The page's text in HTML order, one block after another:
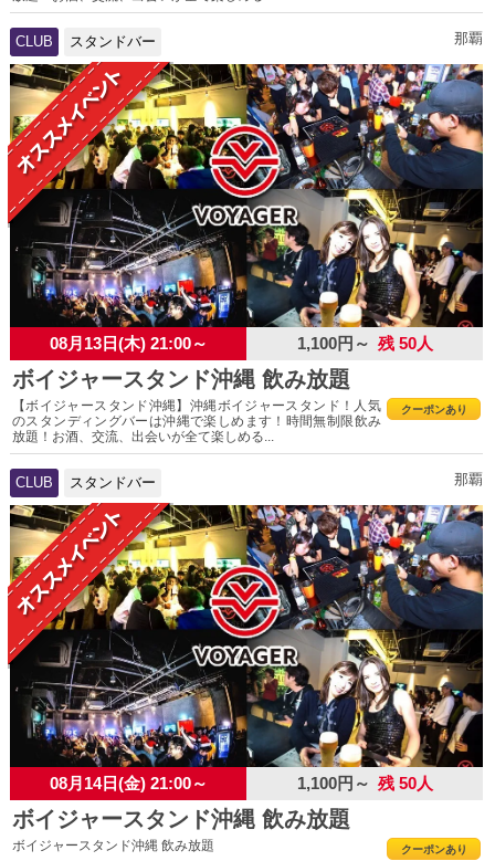
CLUB スタンドバー 那覇
08月13日(木) 21:00～ 1,100円～ 残 50人
ボイジャースタンド沖縄 飲み放題
クーポンあり
【ボイジャースタンド沖縄】沖縄ボイジャースタンド！人気
のスタンディングバーは沖縄で楽しめます！時間無制限飲み
放題！お酒、交流、出会いが全て楽しめる...
CLUB スタンドバー 那覇
08月14日(金) 21:00～ 1,100円～ 残 50人
ボイジャースタンド沖縄 飲み放題
クーポンあり
ボイジャースタンド沖縄 飲み放題